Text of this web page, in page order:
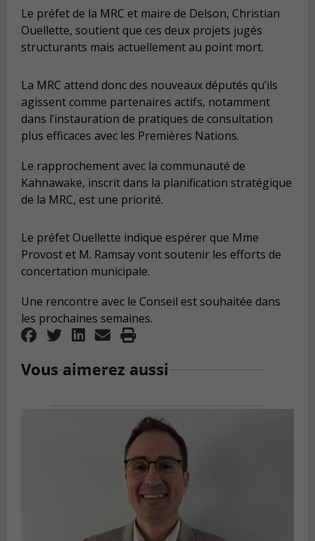
Le préfet de la MRC et maire de Delson, Christian
Ouellette, soutient que ces deux projets jugés
structurants mais actuellement au point mort.
La MRC attend donc des nouveaux députés qu’ils
agissent comme partenaires actifs, notamment
dans l’instauration de pratiques de consultation
plus efficaces avec les Premières Nations.
Le rapprochement avec la communauté de
Kahnawake, inscrit dans la planification stratégique
de la MRC, est une priorité.
Le préfet Ouellette indique espérer que Mme
Provost et M. Ramsay vont soutenir les efforts de
concertation municipale.
Une rencontre avec le Conseil est souhaitée dans
les prochaines semaines.
Vous aimerez aussi